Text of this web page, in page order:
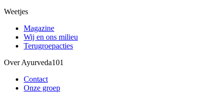
Weetjes
Magazine
Wij en ons milieu
Terugroepacties
Over Ayurveda101
Contact
Onze groep